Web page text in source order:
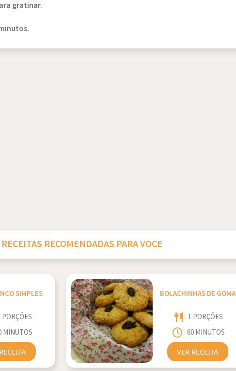
gratinar.
RECOMENDADAS PARA VOCE
SIMPLES
PORÇÕES
MINUTOS
BOLACHINHAS DE GOMA
1 PORÇÕES
60 MINUTOS
VER RECEITA